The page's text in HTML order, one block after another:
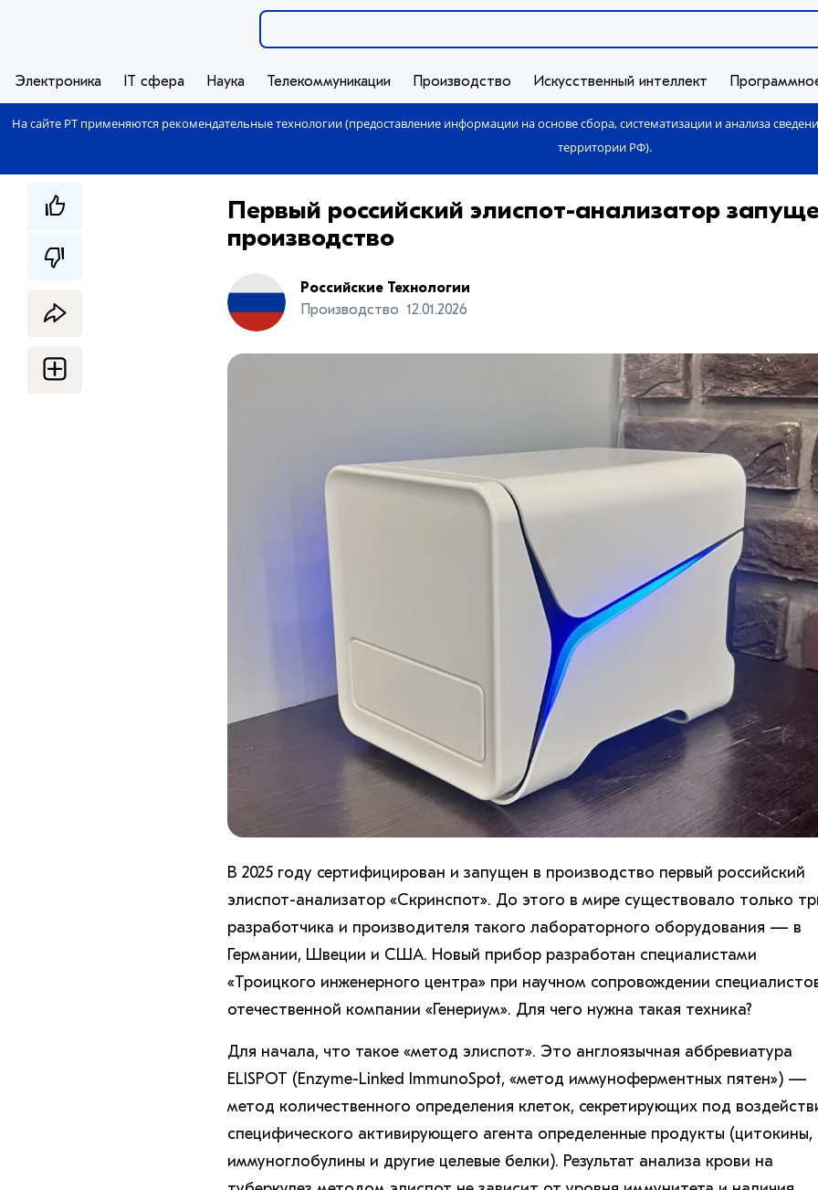
Электроника IT сфера Наука Телекоммуникации Производство Искусственный интеллект
На сайте РТ применяются рекомендательные технологии (предоставление информации на основе сбора, систематизации и анализа
территории РФ).
Первый российский элиспот-анализатор
производство
Российские Технологии
Производство 12.01.2026
В 2025 году сертифицирован и запущен в производство первый российский
элиспот-анализатор «Скринспот». До этого в мире существовало только
разработчика и производителя такого лабораторного оборудования — в
Германии, Швеции и США. Новый прибор разработан специалистами
«Троицкого инженерного центра» при научном сопровождении
отечественной компании «Генериум». Для чего нужна такая техника?
Для начала, что такое «метод элиспот». Это англоязычная аббревиатура
ELISPOT (Enzyme-Linked ImmunoSpot, «метод иммуноферментных пятен») —
метод количественного определения клеток, секретирующих под
специфического активирующего агента определенные продукты (цитокины,
иммуноглобулины и другие целевые белки). Результат анализа крови на